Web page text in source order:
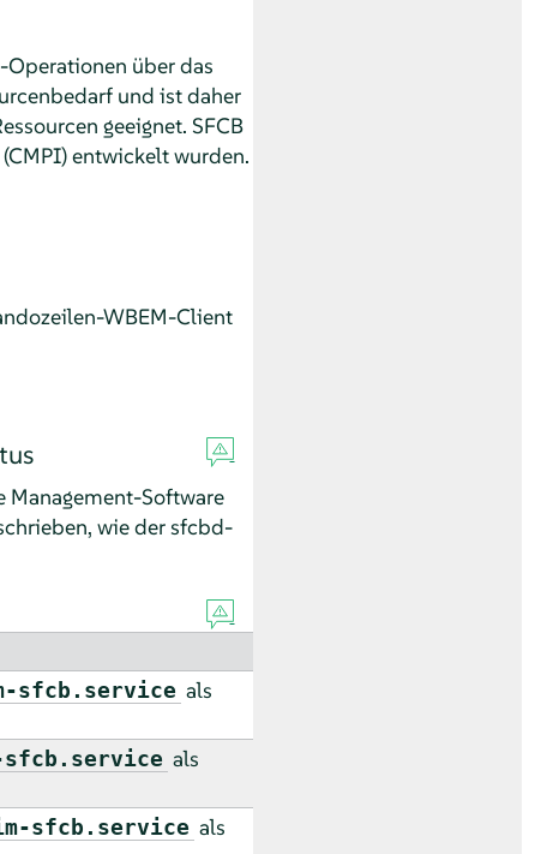
Operationen über das
und ist daher
geeignet. SFCB
entwickelt wurden.
WBEM-Client
Management-Software
wie der sfcbd-
sfcb.service als
als
sfcb.service als